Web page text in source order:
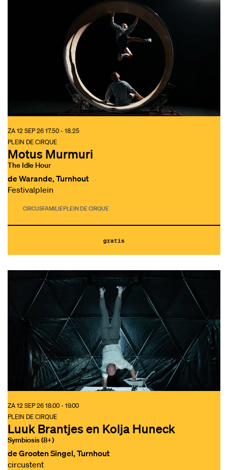
Motus Murmuri
The Idle Hour
PLEIN DE CIRQUE
ZA 12 SEP 2617.50 - 18.25
de Warande, Turnhout
Festivalplein
CIRCUSFAMILIEPLEIN DE CIRQUE
gratis
Luuk Brantjes en Kolja Huneck
Symbiosis (8+)
PLEIN DE CIRQUE
ZA 12 SEP 2618.00 - 19.00
de Grooten Singel, Turnhout
circustent